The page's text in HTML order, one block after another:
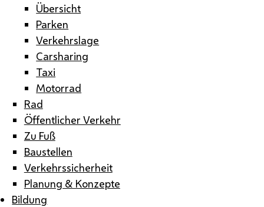
Übersicht
Parken
Verkehrslage
Carsharing
Taxi
Motorrad
Rad
Öffentlicher Verkehr
Zu Fuß
Baustellen
Verkehrssicherheit
Planung & Konzepte
Bildung